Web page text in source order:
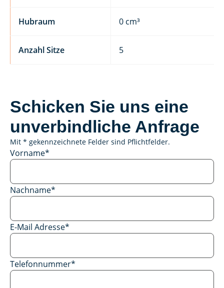
Hubraum 0 cm³
Anzahl Sitze 5
Schicken Sie uns eine
unverbindliche Anfrage
Mit * gekennzeichnete Felder sind Pflichtfelder.
Vorname*
Nachname*
E-Mail Adresse*
Telefonnummer*